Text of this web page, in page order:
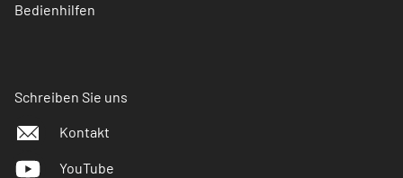
Bedienhilfen
Schreiben Sie uns
Kontakt
YouTube